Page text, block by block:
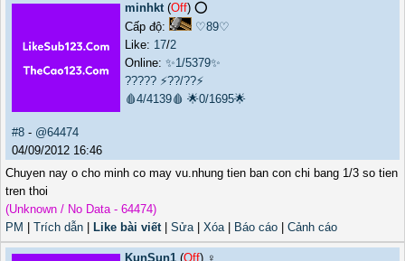
minhkt(Off) ⭕️
Cấp độ:
♡89♡
Like: 17/2
Online: ✨1/5379✨
????? ⚡??/??⚡
🩸4/4139🩸 🌟0/1695🌟
#8 - @64474
04/09/2012 16:46
Chuyen nay o cho minh co may vu.nhung tien ban con chi bang 1/3 so tien
tren thoi
(Unknown / No Data - 64474)
PM
Trích dẫn Like bài viết| Sửa| Xóa| Báo cáo Cảnh cáo
KunSun1 (Off) ♀️